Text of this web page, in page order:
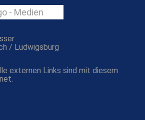
/ Ludwigsburg
externen Links sind mit diesem